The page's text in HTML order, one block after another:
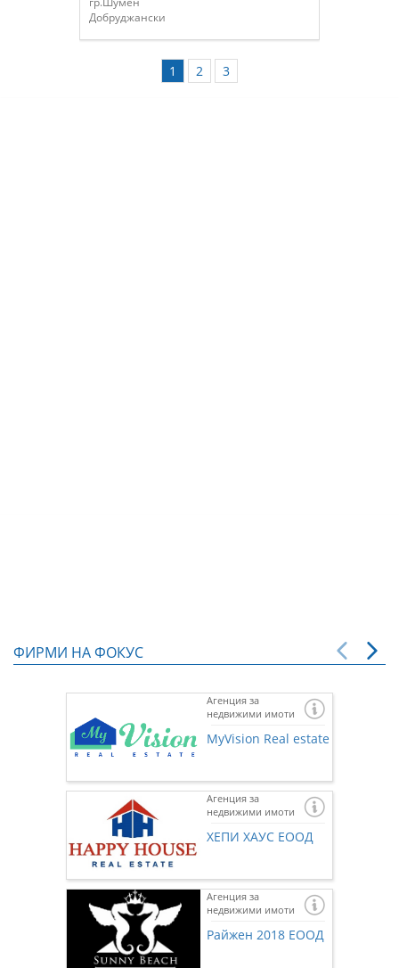
Добруджански
1 2 3
ФИРМИ НА ФОКУС
Агенция за
недвижими имоти
MyVision Real estate
Агенция за
недвижими имоти
ХЕПИ ХАУС ЕООД
Агенция за
недвижими имоти
Райжен 2018 ЕООД